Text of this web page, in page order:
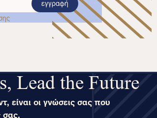
Lead the Future
είναι οι γνώσεις σας που
σας.